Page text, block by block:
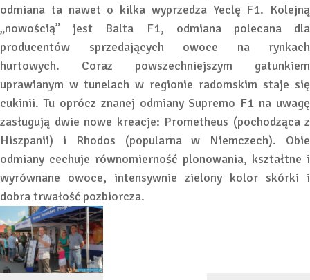
odmiana ta nawet o kilka wyprzedza Yeclę F1. Kolejną
„nowością” jest Balta F1, odmiana polecana dla
producentów sprzedających owoce na rynkach
hurtowych. Coraz powszechniejszym gatunkiem
uprawianym w tunelach w regionie radomskim staje się
cukinii. Tu oprócz znanej odmiany Supremo F1 na uwagę
zasługują dwie nowe kreacje: Prometheus (pochodząca z
Hiszpanii) i Rhodos (popularna w Niemczech). Obie
odmiany cechuje równomierność plonowania, kształtne i
wyrównane owoce, intensywnie zielony kolor skórki i
dobra trwałość pozbiorcza.